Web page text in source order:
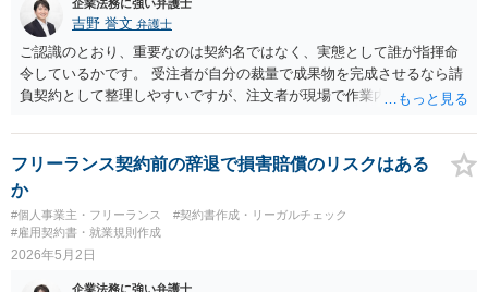
項や利用規約等を根本的に整備する必要があると思います。
企業法務に強い弁護士
吉野 誉文 弁護士
ご認識のとおり、重要なのは契約名ではなく、実態として誰が指揮命
令しているかです。 受注者が自分の裁量で成果物を完成させるなら請
負契約として整理しやすいですが、注文者が現場で作業内容・手順・
によっては偽装請負や雇用に近い関係と評価される可能性がありま
す。 ただし、偽装請負だから直ちに残業代請求できるわけではありま
せん。残業代請求には、労働基準法上の労働者性が認められる必要が
あります。 パソコン設定やLAN配線工事で、仕様・成果物が明確なら
請負契約でよいと思います。 一方、現場で相手の指示を受けながら作
業し、時間拘束もあるなら、準委任契約や業務委託契約として、作業
フリーランス契約前の辞退で損害賠償のリスクはある
か
#個人事業主・フリーランス
#契約書作成・リーガルチェック
#雇用契約書・就業規則作成
2026年5月2日
企業法務に強い弁護士